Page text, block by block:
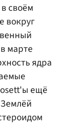
своём
вокруг
марте
ядра
ещё